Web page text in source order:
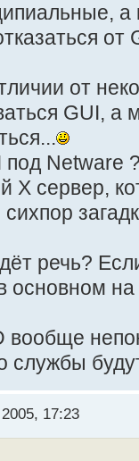
от
GUI, а
под Netware
X сервер,
речь?
основном
службы
17:23